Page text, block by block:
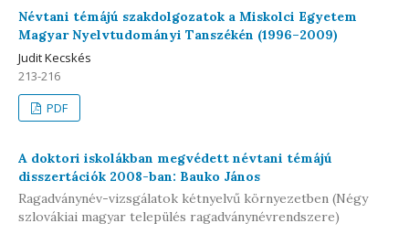
Névtani témájú szakdolgozatok a Miskolci Egyetem
Magyar Nyelvtudományi Tanszékén (1996–2009)
Judit Kecskés
213-216
PDF
A doktori iskolákban megvédett névtani témájú
disszertációk 2008-ban: Bauko János
Ragadványnév-vizsgálatok kétnyelvű környezetben (Négy
szlovákiai magyar település ragadványnévrendszere)